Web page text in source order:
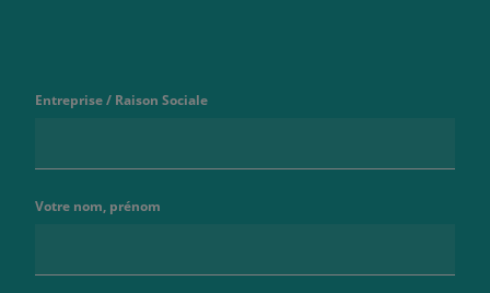
Entreprise / Raison Sociale
Votre nom, prénom